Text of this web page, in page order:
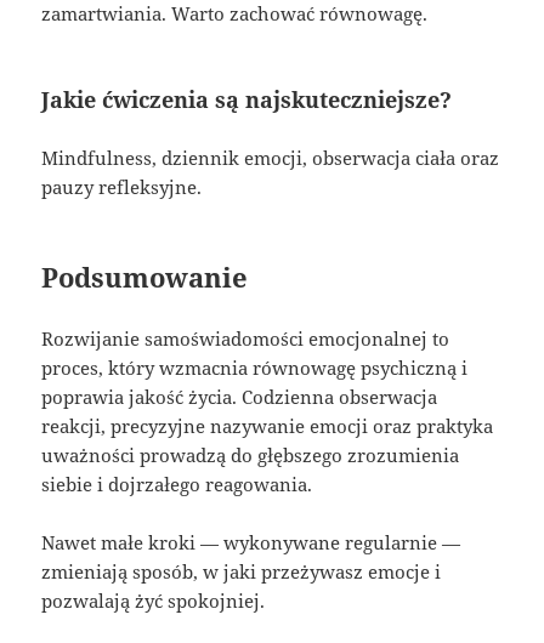
zamartwiania. Warto zachować równowagę.
Jakie ćwiczenia są najskuteczniejsze?
Mindfulness, dziennik emocji, obserwacja ciała oraz
pauzy refleksyjne.
Podsumowanie
Rozwijanie samoświadomości emocjonalnej to
proces, który wzmacnia równowagę psychiczną i
poprawia jakość życia. Codzienna obserwacja
reakcji, precyzyjne nazywanie emocji oraz praktyka
uważności prowadzą do głębszego zrozumienia
siebie i dojrzałego reagowania.
Nawet małe kroki — wykonywane regularnie —
zmieniają sposób, w jaki przeżywasz emocje i
pozwalają żyć spokojniej.